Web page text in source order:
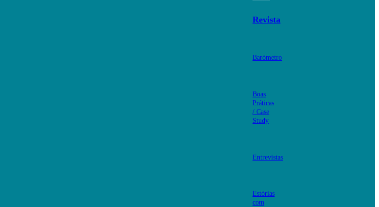
Revista
Barómetro
Boas
Práticas
/ Case
Study
Entrevistas
Estórias
com